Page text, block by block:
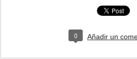
0 Añadir un